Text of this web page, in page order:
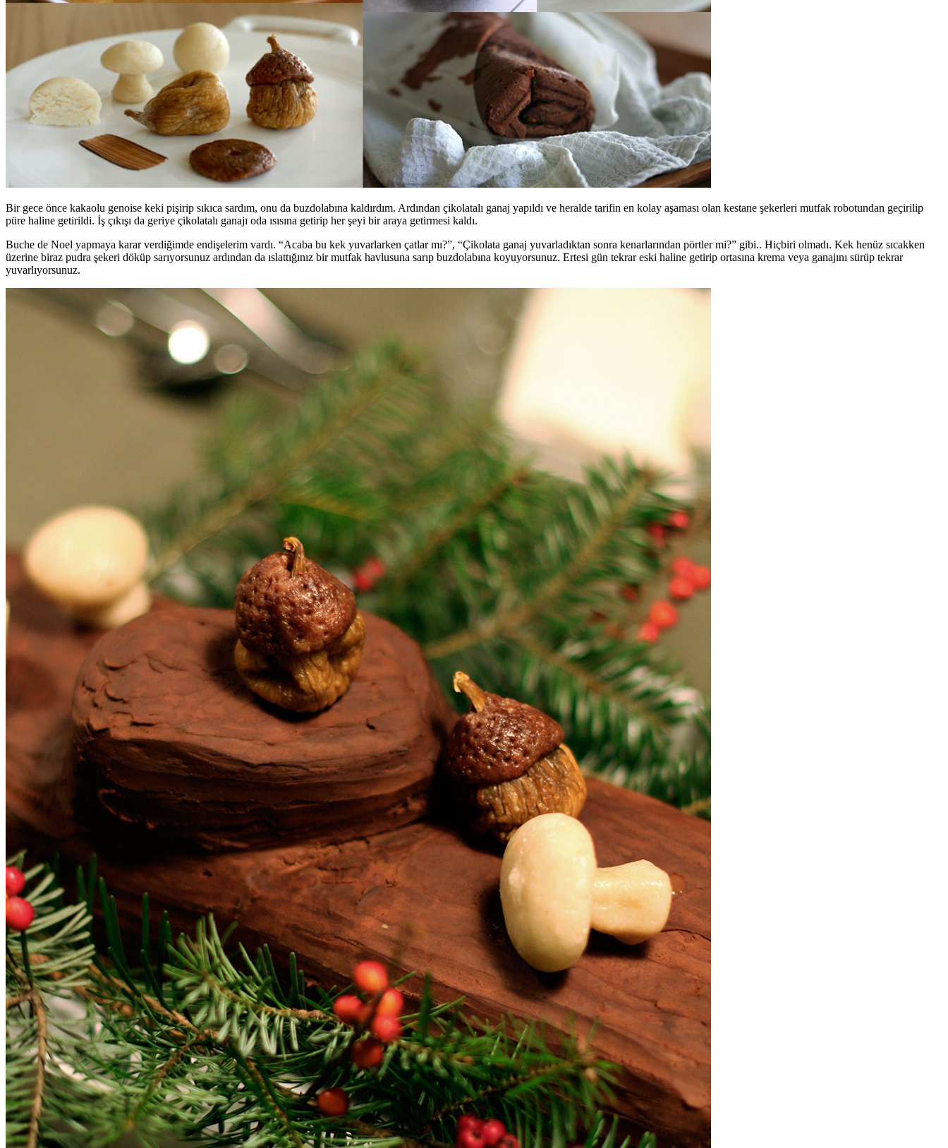
Bir gece önce kakaolu genoise keki pişirip sıkıca sardım, onu da buzdolabına kaldırdım. Ardından çikolatalı ganaj yapıldı ve heralde tarifin en kolay aşaması olan kestane şekerleri mutfak robotundan geçirilip
püre haline getirildi. İş çıkışı da geriye çikolatalı ganajı oda ısısına getirip her şeyi bir araya getirmesi kaldı.
Buche de Noel yapmaya karar verdiğimde endişelerim vardı. “Acaba bu kek yuvarlarken çatlar mı?”, “Çikolata ganaj yuvarladıktan sonra kenarlarından pörtler mi?” gibi.. Hiçbiri olmadı. Kek henüz sıcakken
üzerine biraz pudra şekeri döküp sarıyorsunuz ardından da ıslattığınız bir mutfak havlusuna sarıp buzdolabına koyuyorsunuz. Ertesi gün tekrar eski haline getirip ortasına krema veya ganajını sürüp tekrar
yuvarlıyorsunuz.